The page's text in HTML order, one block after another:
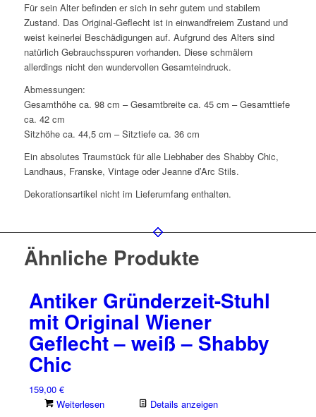
Für sein Alter befinden er sich in sehr gutem und stabilem
Zustand. Das Original-Geflecht ist in einwandfreiem Zustand und
weist keinerlei Beschädigungen auf. Aufgrund des Alters sind
natürlich Gebrauchsspuren vorhanden. Diese schmälern
allerdings nicht den wundervollen Gesamteindruck.
Abmessungen:
Gesamthöhe ca. 98 cm – Gesamtbreite ca. 45 cm – Gesamttiefe
ca. 42 cm
Sitzhöhe ca. 44,5 cm – Sitztiefe ca. 36 cm
Ein absolutes Traumstück für alle Liebhaber des Shabby Chic,
Landhaus, Franske, Vintage oder Jeanne d’Arc Stils.
Dekorationsartikel nicht im Lieferumfang enthalten.
Ähnliche Produkte
Antiker Gründerzeit-Stuhl
mit Original Wiener
Geflecht – weiß – Shabby
Chic
159,00 €
Weiterlesen
Details anzeigen